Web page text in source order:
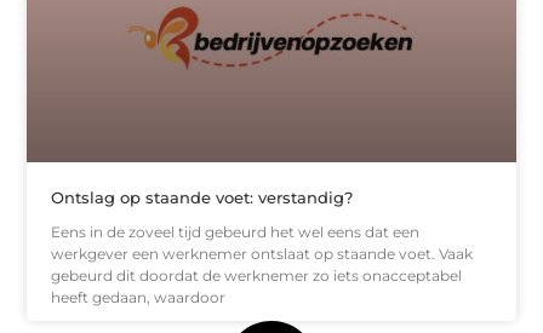
Ontslag op staande voet: verstandig?
Eens in de zoveel tijd gebeurd het wel eens dat een
werkgever een werknemer ontslaat op staande voet. Vaak
gebeurd dit doordat de werknemer zo iets onacceptabel
heeft gedaan, waardoor